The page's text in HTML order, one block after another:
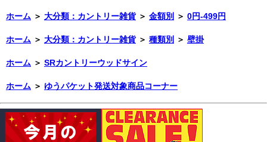
ホーム ＞ 大分類：カントリー雑貨 ＞ 金額別 ＞ 0円-499円
ホーム ＞ 大分類：カントリー雑貨 ＞ 種類別 ＞ 壁掛
ホーム ＞ SRカントリーウッドサイン
ホーム ＞ ゆうパケット発送対象商品コーナー